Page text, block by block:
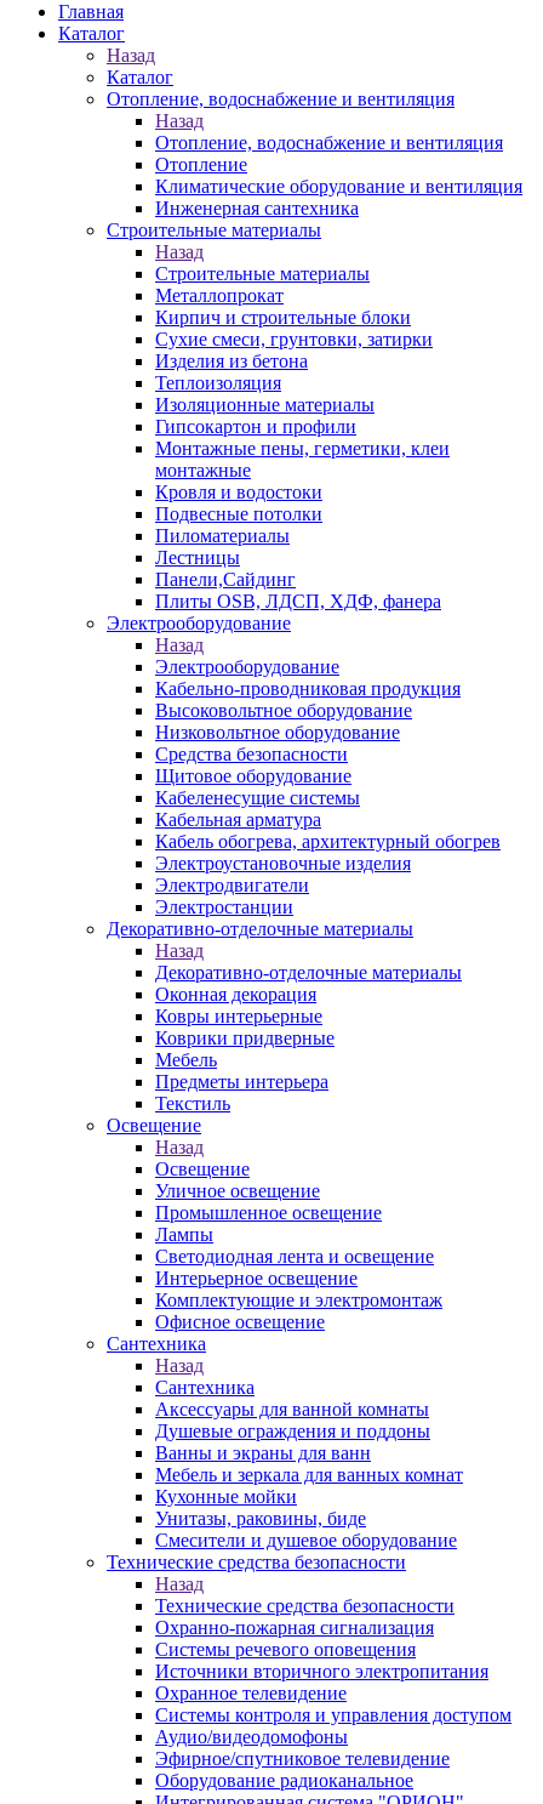
Главная
Каталог
Назад
Каталог
Отопление, водоснабжение и вентиляция
Назад
Отопление, водоснабжение и вентиляция
Отопление
Климатические оборудование и вентиляция
Инженерная сантехника
Строительные материалы
Назад
Строительные материалы
Металлопрокат
Кирпич и строительные блоки
Сухие смеси, грунтовки, затирки
Изделия из бетона
Теплоизоляция
Изоляционные материалы
Гипсокартон и профили
Монтажные пены, герметики, клеи
монтажные
Кровля и водостоки
Подвесные потолки
Пиломатериалы
Лестницы
Панели,Сайдинг
Плиты OSB, ЛДСП, ХДФ, фанера
Электрооборудование
Назад
Электрооборудование
Кабельно-проводниковая продукция
Высоковольтное оборудование
Низковольтное оборудование
Средства безопасности
Щитовое оборудование
Кабеленесущие системы
Кабельная арматура
Кабель обогрева, архитектурный обогрев
Электроустановочные изделия
Электродвигатели
Электростанции
Декоративно-отделочные материалы
Назад
Декоративно-отделочные материалы
Оконная декорация
Ковры интерьерные
Коврики придверные
Мебель
Предметы интерьера
Текстиль
Освещение
Назад
Освещение
Уличное освещение
Промышленное освещение
Лампы
Светодиодная лента и освещение
Интерьерное освещение
Комплектующие и электромонтаж
Офисное освещение
Сантехника
Назад
Сантехника
Аксессуары для ванной комнаты
Душевые ограждения и поддоны
Ванны и экраны для ванн
Мебель и зеркала для ванных комнат
Кухонные мойки
Унитазы, раковины, биде
Смесители и душевое оборудование
Технические средства безопасности
Назад
Технические средства безопасности
Охранно-пожарная сигнализация
Системы речевого оповещения
Источники вторичного электропитания
Охранное телевидение
Системы контроля и управления доступом
Аудио/видеодомофоны
Эфирное/спутниковое телевидение
Оборудование радиоканальное